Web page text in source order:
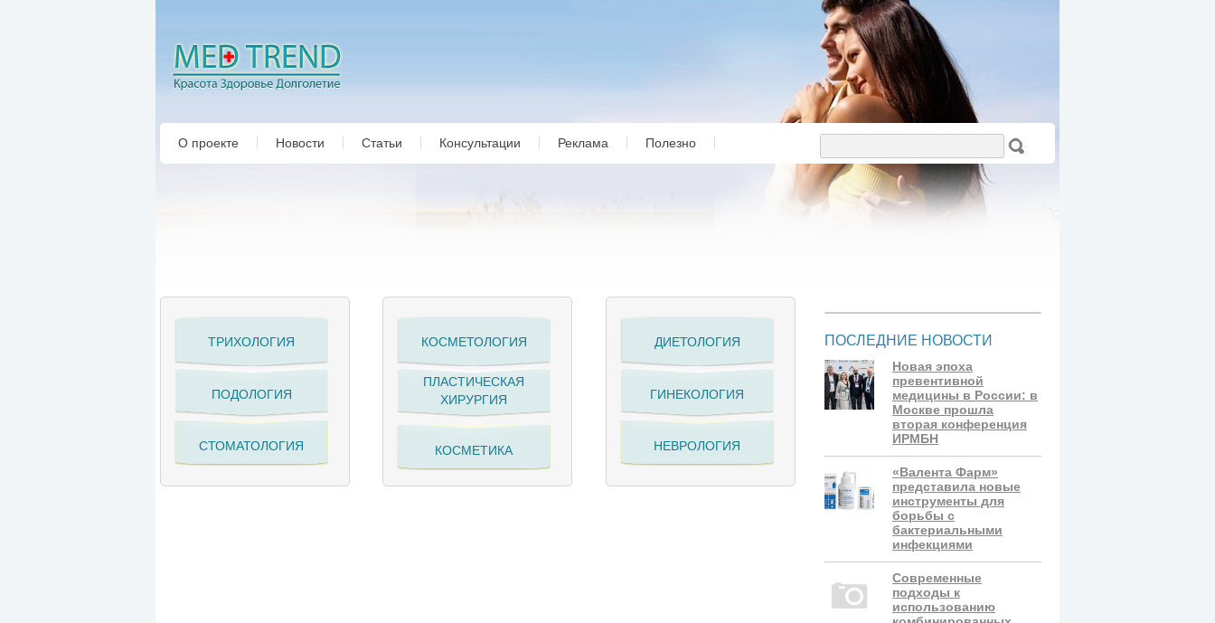
О проекте Новости Статьи Консультации Реклама Полезно
ТРИХОЛОГИЯ
ПОДОЛОГИЯ
СТОМАТОЛОГИЯ
КОСМЕТОЛОГИЯ
ПЛАСТИЧЕСКАЯ
ХИРУРГИЯ
КОСМЕТИКА
ДИЕТОЛОГИЯ
ГИНЕКОЛОГИЯ
НЕВРОЛОГИЯ
ПОСЛЕДНИЕ НОВОСТИ
Новая эпоха
превентивной
медицины в России: в
Москве прошла
вторая конференция
ИРМБН
«Валента Фарм»
представила новые
инструменты для
борьбы с
бактериальными
инфекциями
Современные
подходы к
использованию